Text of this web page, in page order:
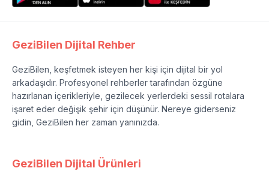
GeziBilen Dijital Rehber
GeziBilen, keşfetmek isteyen her kişi için dijital bir yol
arkadaşıdır. Profesyonel rehberler tarafından özgüne
hazırlanan içerikleriyle, gezilecek yerlerdeki sessil rotalara
işaret eder değişik şehir için düşünür. Nereye giderseniz
gidin, GeziBilen her zaman yanınızda.
GeziBilen Dijital Ürünleri